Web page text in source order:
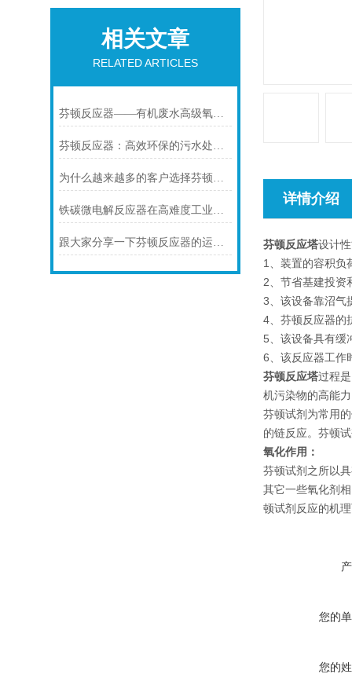
相关文章
RELATED ARTICLES
芬顿反应器——有机废水高级氧化处理的神器
芬顿反应器：高效环保的污水处理解决方案
为什么越来越多的客户选择芬顿反应塔
铁碳微电解反应器在高难度工业废水的应用
跟大家分享一下芬顿反应器的运行原理
详情介绍
芬顿反应塔设计
1、装置的容积负
2、节省基建投资
3、该设备靠沼气
4、芬顿反应器的
5、该设备具有缓
6、该反应器工作
芬顿反应塔过程
机污染物的高能
芬顿试剂为常用
的链反应。芬顿
氧化作用：
芬顿试剂之所以
其它一些氧化剂
顿试剂反应的机
您的
您的